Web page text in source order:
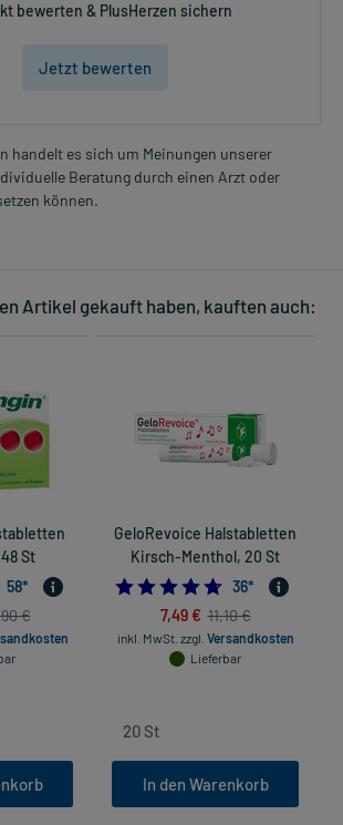
bewerten & PlusHerzen sichern
Jetzt bewerten
handelt es sich um Meinungen unserer
Beratung durch einen Arzt oder
können.
Artikel gekauft haben, kauften auch:
St
4.948275862068965
58*
€
GeloRevoice Halstabletten
Kirsch-Menthol, 20 St
36*
7,49 € 11,10 €
inkl. MwSt. zzgl. Versandkosten
Lieferbar
In den Warenkorb